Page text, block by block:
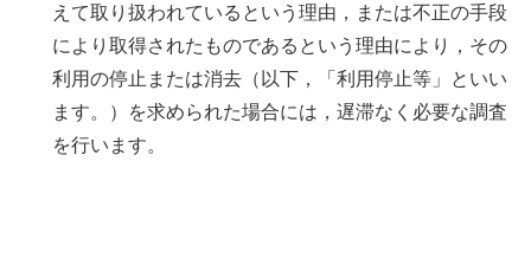
えて取り扱われているという理由，または不正の手段
により取得されたものであるという理由により，その
利用の停止または消去（以下，「利用停止等」といい
ます。）を求められた場合には，遅滞なく必要な調査
を行います。